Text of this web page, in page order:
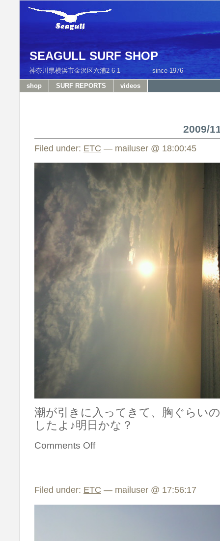
SEAGULL SURF SHOP
神奈川県横浜市金沢区六浦2-6-1 since
shop SURF REPORTS videos
2009/
Filed under: ETC — mailuser @ 18:00:45
潮が引きに入ってきて、胸ぐらい
したよ♪明日かな？
Comments Off
Filed under: ETC — mailuser @ 17:56:17